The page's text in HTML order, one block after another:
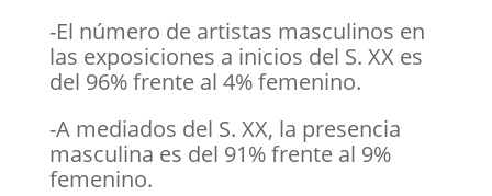
-El número de artistas masculinos en
las exposiciones a inicios del S. XX es
del 96% frente al 4% femenino.
-A mediados del S. XX, la presencia
masculina es del 91% frente al 9%
femenino.